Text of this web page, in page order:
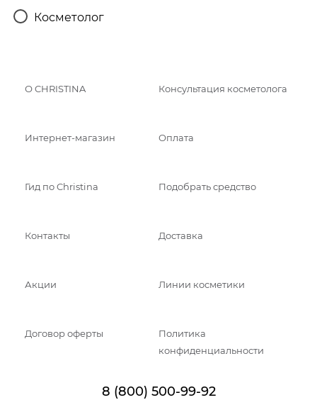
Косметолог
О CHRISTINA Консультация косметолога
Интернет-магазин Оплата
Гид по Christina Подобрать средство
Контакты Доставка
Акции Линии косметики
Договор оферты
Политика
конфиденциальности
8 (800) 500-99-92